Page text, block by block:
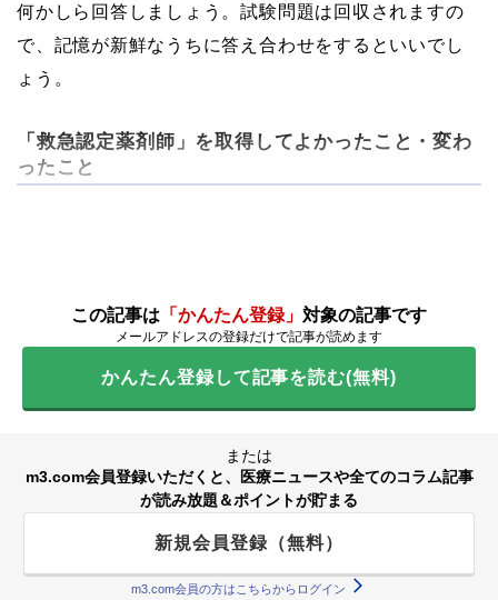
何かしら回答しましょう。試験問題は回収されますの
で、記憶が新鮮なうちに答え合わせをするといいでし
ょう。
「救急認定薬剤師」を取得してよかったこと・変わ
ったこと
この記事は 「かんたん登録」 対象の記事です
メールアドレスの登録だけで記事が読めます
かんたん登録して記事を読む(無料)
または
m3.com会員登録いただくと、医療ニュースや全てのコラム記事
が読み放題＆ポイントが貯まる
新規会員登録（無料）
m3.com会員の方はこちらからログイン